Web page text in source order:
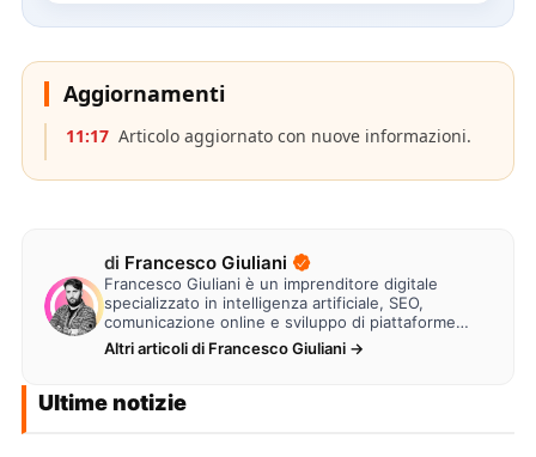
Aggiornamenti
11:17 Articolo aggiornato con nuove informazioni.
di Francesco Giuliani
Francesco Giuliani è un imprenditore digitale
specializzato in intelligenza artificiale, SEO,
comunicazione online e sviluppo di piattaforme
web. Lavora alla creazione di…
Altri articoli di Francesco Giuliani →
Ultime notizie